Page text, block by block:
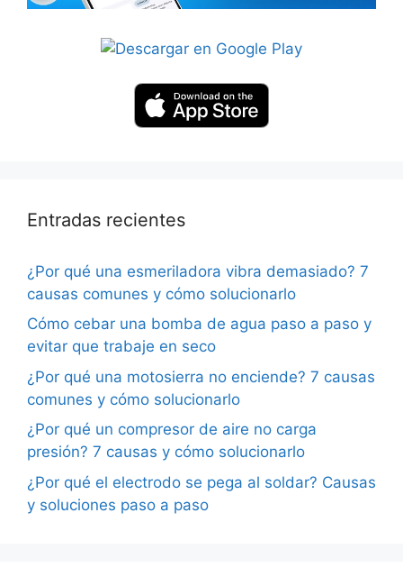
Entradas recientes
¿Por qué una esmeriladora vibra demasiado? 7
causas comunes y cómo solucionarlo
Cómo cebar una bomba de agua paso a paso y
evitar que trabaje en seco
¿Por qué una motosierra no enciende? 7 causas
comunes y cómo solucionarlo
¿Por qué un compresor de aire no carga
presión? 7 causas y cómo solucionarlo
¿Por qué el electrodo se pega al soldar? Causas
y soluciones paso a paso